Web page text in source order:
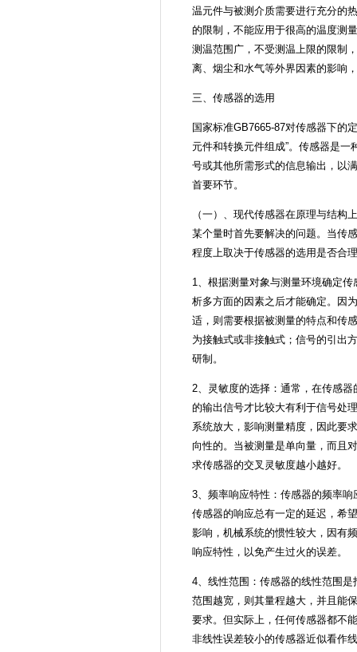
温元件与被测介质需要进行充分的
的限制，不能应用于很高的温度测
测温范围广，不受测温上限的限制
离、烟尘和水气等外界因素的影响
三、传感器的选用
国家标准GB7665-87对传感器下的
元件和转换元件组成”。传感器是
号或其他所需形式的信息输出，以
首要环节。
（一）、现代传感器在原理与结
某个量时首先要解决的问题。当传
程度上取决于传感器的选用是否合
1、根据测量对象与测量环境确定
析多方面的因素之后才能确定。因
适，则需要根据被测量的特点和传
为接触式或非接触式；信号的引出
研制。
2、灵敏度的选择：通常，在传感
的输出信号才比较大有利于信号处
系统放大，影响测量精度，因此要
向性的。当被测量是单向量，而且
求传感器的交叉灵敏度越小越好。
3、频率响应特性：传感器的频率
传感器的响应总有一定的延迟，希
影响，机械系统的惯性较大，因有
响应特性，以免产生过火的误差。
4、线性范围：传感器的线性范围
范围越宽，则其量程越大，并且能
要求。但实际上，任何传感器都不
非线性误差较小的传感器近似看作